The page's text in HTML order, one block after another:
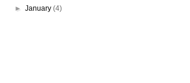
► January (4)